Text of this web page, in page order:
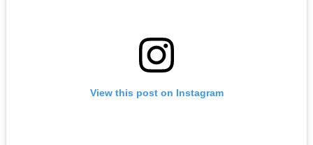
View this post on Instagram